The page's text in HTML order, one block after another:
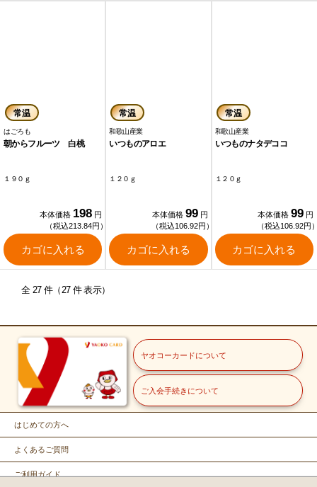
常温
はごろも
朝からフルーツ 白桃
１９０ｇ
本体価格 198 円
（税込213.84円）
カゴに入れる
常温
和歌山産業
いつものアロエ
１２０ｇ
本体価格 99 円
（税込106.92円）
カゴに入れる
常温
和歌山産業
いつものナタデココ
１２０ｇ
本体価格 99 円
（税込106.92円
カゴに入れる
全 27 件（27 件 表示）
ヤオコーカードについて
ご入会手続きについて
はじめての方へ
よくあるご質問
ご利用ガイド